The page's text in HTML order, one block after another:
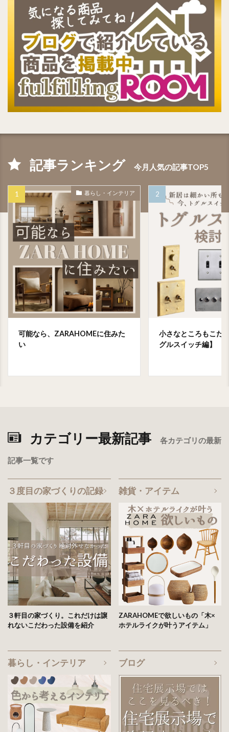
記事ランキング 今月人気の記事TOP5
暮らし・インテリア
可能なら、ZARAHOMEに住みた
い
小さなところもこだ
グルスイッチ編】
カテゴリー最新記事 各カテゴリの最新
記事一覧です
３度目の家づくりの記録
３軒目の家づくり。これだけは譲
れないこだわった設備を紹介
雑貨・アイテム
ZARAHOMEで欲しいもの「木×
ホテルライクが叶うアイテム」
暮らし・インテリア ブログ